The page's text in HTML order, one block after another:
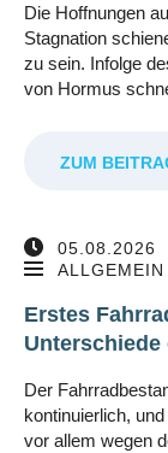
Die Hoffnungen
Stagnation
zu sein. Infolge
von Hormus
ZUM
05.08.2026
ALLGEMEIN
Erstes
Unterschiede
Der
kontinuierlich,
vor allem wegen